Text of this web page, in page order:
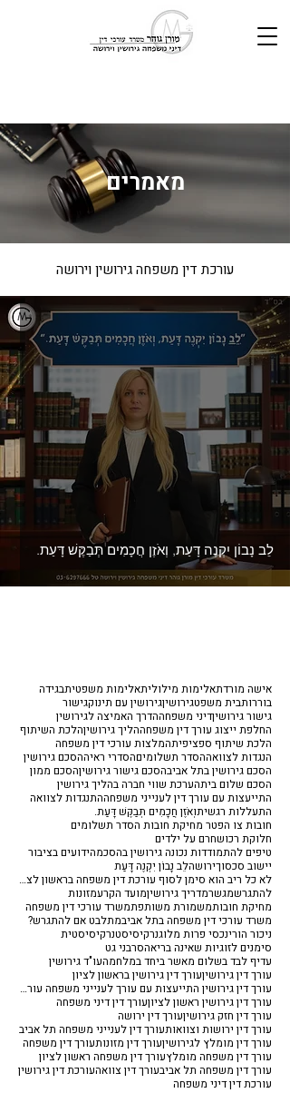
מאמרים
עורכת דין משפחה גירושין וירושה
לֵב נָבוֹן יִקְנֶה דָּעַת, וְאֹזֶן חֲכָמִים תְּבַקֶּשׁ דָּעַת.
אישה מורדתאלימות מילוליתאלימות משפטיתבגידה
בוררותבית משפטגירושיןגירושין עם תינוקגישור
גישור גירושיןדיני משפחההדרך האמיצה לגירושין
החלפת ייצוג עורך דין משפחההליך גירושיןהלכת השיתוף
הלכת שיתוף ספציפיתהמלצות עורכי דין משפחה
הנגדות לצוואההסדר תשלומיםהסדרי ראיההסכם גירושין
הסכם גירושין בתל אביבהסכם גישור גירושיןהסכם ממון
הסכם שלום ביתהערכת שווי חברה בהליך גירושין
התייעצות עם עורך דין לענייני משפחההתנגדות לצוואה
התעללות רגשיתוְאֹזֶן חֲכָמִים תְּבַקֶּשׁ דָּעַת.
חובות צו הפטר מחיקת חובות הסדר תשלומים
חלוקת רכושחרם על ילדים
טיפים להתמודדות נכונה גירושין בהסכמהידועים בציבור
יישוב סכסוךירושהלֵב נָבוֹן יִקְנֶה דָּעַת
לא כל ריב הוא סימן לסוף עורכת דין משפחה בראשון לציון
להתגרשמגשרמדריך גירושיןמועד הקרעמזונות
מחיקת חובותמשמורת משותפתמשרד עורכי דין משפחה
משרד עורכי דין משפחה בתל אביבמתלבט אם להתגרש?
ניכור הורינכסי פרות מלוגנרקיסיסטנרקיסיסטית
סימנים לזוגיות שאינה בריאהסרבני גט
עדיף לבד בשלום מאשר ביחד במלחמהעו"ד גירושין
עורך דין גירושיןעורך דין גירושין בראשון לציון
עורך דין גירושין התייעצות עם עורך לענייני משפחה עורך דין משפחה
עורך דין גירושין ראשון לציוןעורך דין דיני משפחה
עורך דין חזק גירושיןעורך דין ירושה
עורך דין ירושות וצוואותעורך דין לענייני משפחה תל אביב
עורך דין מומלץ לגירושיןעורך דין מזונותעורך דין משפחה
עורך דין משפחה מומלץעורך דין משפחה ראשון לציון
עורך דין משפחה תל אביבעורך דין צוואהעורכת דין גירושין
עורכת דין דיני משפחה